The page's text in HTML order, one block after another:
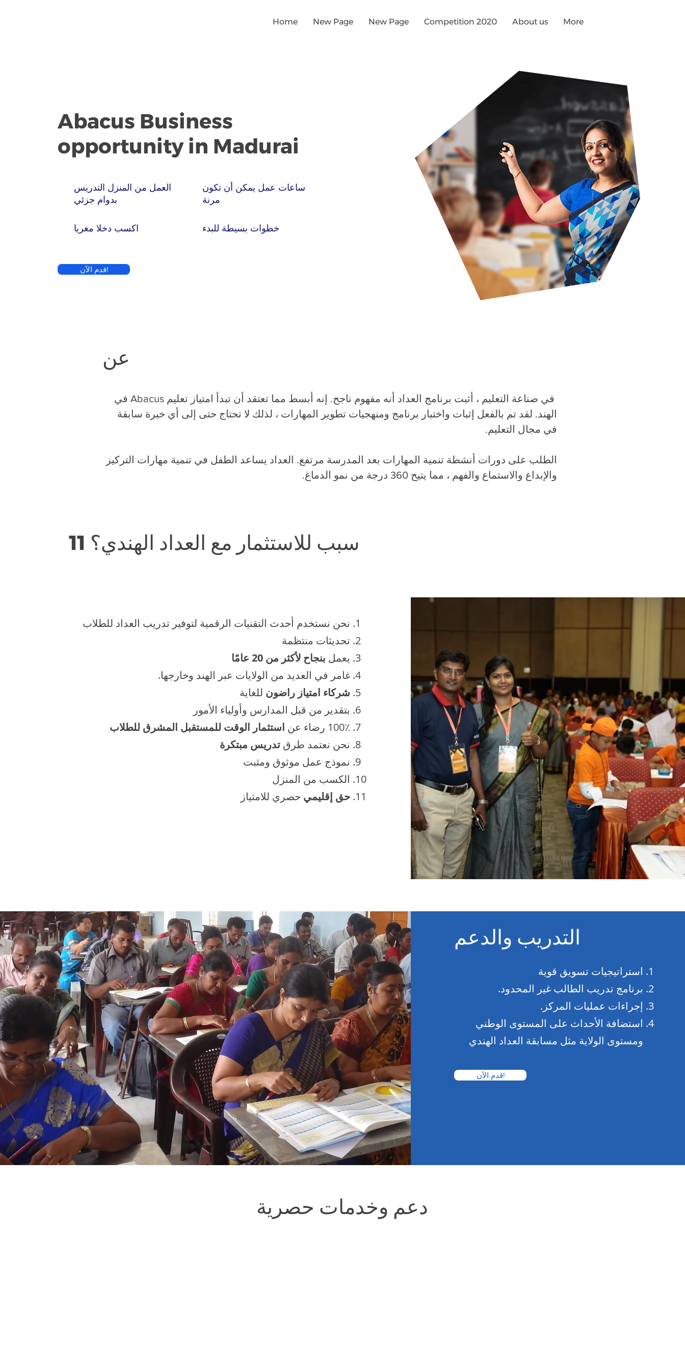
Abacus Business
opportunity in Madurai
العمل من المنزل التدريس
بدوام جزئي
ساعات عمل يمكن أن تكون
مرنة
اكسب دخلا مغريا خطوات بسيطة للبدء
قدم الآن!
Home New Page New Page Competition 2020 About us More
عن
في صناعة التعليم ، أثبت برنامج العداد أنه مفهوم ناجح. إنه أبسط مما تعتقد أن تبدأ امتياز تعليم Abacus في
الهند. لقد تم بالفعل إثبات واختبار برنامج ومنهجيات تطوير المهارات ، لذلك لا تحتاج حتى إلى أي خبرة سابقة
في مجال التعليم.
الطلب على دورات أنشطة تنمية المهارات بعد المدرسة مرتفع. العداد يساعد الطفل في تنمية مهارات التركيز
والإبداع والاستماع والفهم ، مما يتيح 360 درجة من نمو الدماغ.
11 سبب للاستثمار مع العداد الهندي؟
نحن نستخدم أحدث التقنيات الرقمية لتوفير تدريب العداد للطلاب
تحديثات منتظمة
يعمل بنجاح لأكثر من 20 عامًا
غامر في العديد من الولايات عبر الهند وخارجها.
شركاء امتياز راضون للغاية
بتقدير من قبل المدارس وأولياء الأمور
100٪ رضاء عن
استثمار الوقت للمستقبل المشرق للطلاب
نحن نعتمد طرق تدريس مبتكرة
نموذج عمل موثوق ومثبت
الكسب من المنزل
حق إقليمي حصري للامتياز
التدريب والدعم
استراتيجيات تسويق قوية
برنامج تدريب الطالب غير المحدود.
إجراءات عمليات المركز.
استضافة الأحداث على المستوى الوطني
ومستوى الولاية مثل مسابقة العداد الهندي
قدم الآن!
دعم وخدمات حصرية